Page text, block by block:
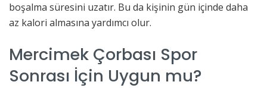
boşalma süresini uzatır. Bu da kişinin gün içinde daha
az kalori almasına yardımcı olur.
Mercimek Çorbası Spor
Sonrası İçin Uygun mu?